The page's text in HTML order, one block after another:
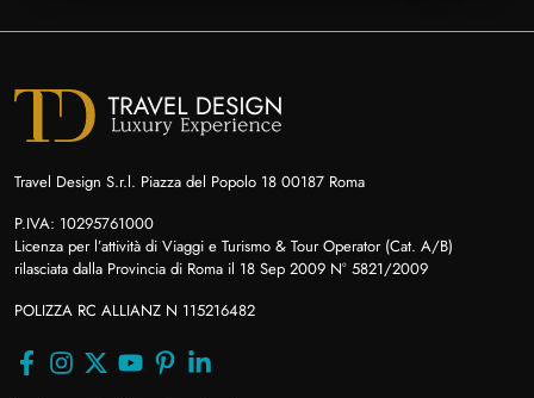
Travel Design S.r.l. Piazza del Popolo 18 00187 Roma
P.IVA: 10295761000
Licenza per l’attività di Viaggi e Turismo & Tour Operator (Cat. A/B)
rilasciata dalla Provincia di Roma il 18 Sep 2009 N° 5821/2009
POLIZZA RC ALLIANZ N 115216482